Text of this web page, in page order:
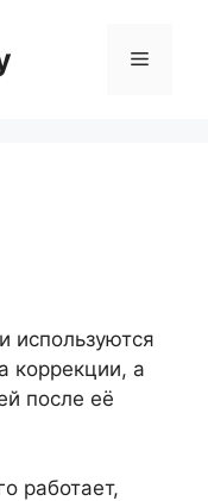
Меню
используются
коррекции, а
после её
работает,